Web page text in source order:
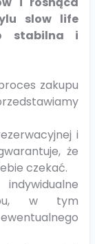
slow life
stabilna i
zakupu
i
że
czekać.
w tym